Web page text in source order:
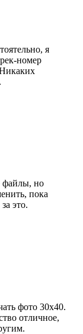
я
номер
файлы, но
пока
это.
фото 30х40.
отличное,